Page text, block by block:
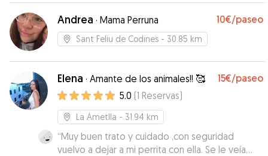
al veterinario en el momento sin dudarlo.
Contaremos con ella siempre que tengamos
que dejar solo a Dako.”
Andrea · Mama Perruna 10€/paseo
Sant Feliu de Codines - 30.85 km
Elena · Amante de los animales!! 🥰 15€/paseo
5.0 (1 Reservas)
La Ametlla - 31.94 km
“Muy buen trato y cuidado ,con seguridad
vuelvo a dejar a mi perrita con ella. Se le veía